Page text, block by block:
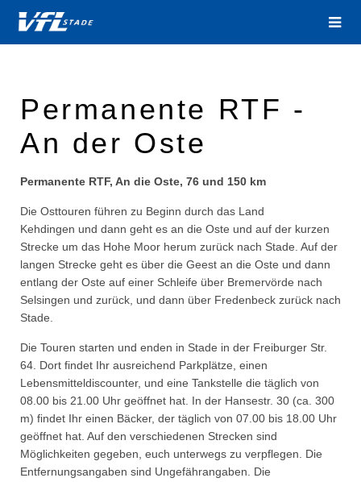
Permanente RTF -
An der Oste
Permanente RTF, An die Oste, 76 und 150 km
Die Osttouren führen zu Beginn durch das Land
Kehdingen und dann geht es an die Oste und auf der kurzen
Strecke um das Hohe Moor herum zurück nach Stade. Auf der
langen Strecke geht es über die Geest an die Oste und dann
entlang der Oste auf einer Schleife über Bremervörde nach
Selsingen und zurück, und dann über Fredenbeck zurück nach
Stade.
Die Touren starten und enden in Stade in der Freiburger Str.
64. Dort findet Ihr ausreichend Parkplätze, einen
Lebensmitteldiscounter, und eine Tankstelle die täglich von
08.00 bis 21.00 Uhr geöffnet hat. In der Hansestr. 30 (ca. 300
m) findet Ihr einen Bäcker, der täglich von 07.00 bis 18.00 Uhr
geöffnet hat. Auf den verschiedenen Strecken sind
Möglichkeiten gegeben, euch unterwegs zu verpflegen. Die
Entfernungsangaben sind Ungefährangaben. Die